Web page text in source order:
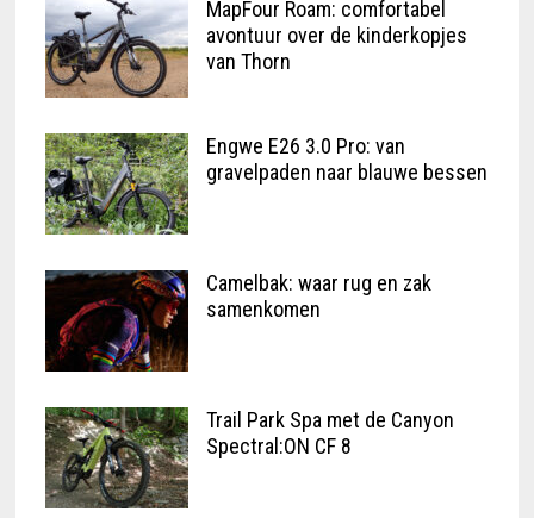
MapFour Roam: comfortabel
avontuur over de kinderkopjes
van Thorn
Engwe E26 3.0 Pro: van
gravelpaden naar blauwe bessen
Camelbak: waar rug en zak
samenkomen
Trail Park Spa met de Canyon
Spectral:ON CF 8